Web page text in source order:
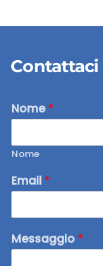
Contattaci
Nome*
Nome
Email *
Messaggio *